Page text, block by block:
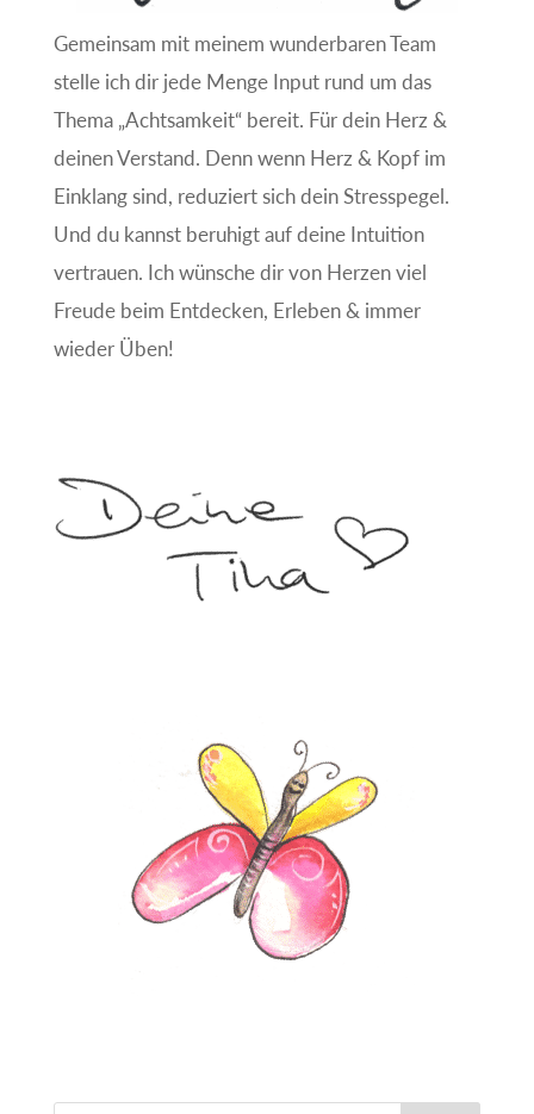
Gemeinsam mit meinem wunderbaren Team
stelle ich dir jede Menge Input rund um das
Thema „Achtsamkeit“ bereit. Für dein Herz &
deinen Verstand. Denn wenn Herz & Kopf im
Einklang sind, reduziert sich dein Stresspegel.
Und du kannst beruhigt auf deine Intuition
vertrauen. Ich wünsche dir von Herzen viel
Freude beim Entdecken, Erleben & immer
wieder Üben!